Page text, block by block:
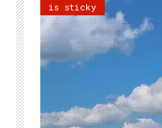
is sticky